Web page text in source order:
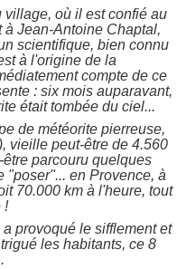
où il est confié au
à Jean-Antoine Chaptal,
scientifique, bien connu
à l'origine de la
compte de ce
: six mois auparavant,
était tombée du ciel...
de météorite pierreuse,
vieille peut-être de 4.560
parcouru quelques
"poser"... en Provence, à
70.000 km à l'heure, tout
!
provoqué le sifflement et
les habitants, ce 8